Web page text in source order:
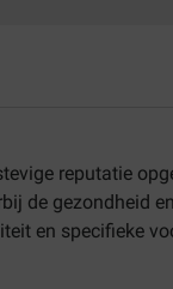
reputatie
de gezondheid
en specifieke